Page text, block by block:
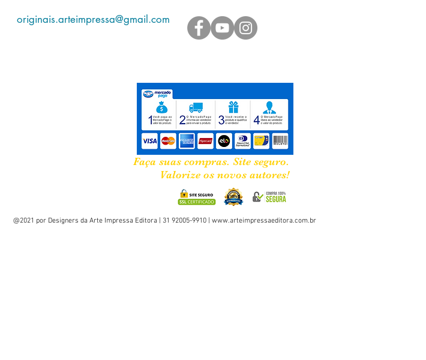
originais.arteimpressa@gmail.com
Faça suas compras. Site seguro.
Valorize os novos autores!
@2021 por Designers da Arte Impressa Editora | 31 92005-9910 | www.arteimpressaeditora.com.br